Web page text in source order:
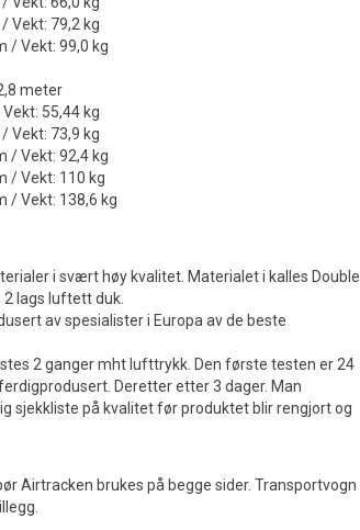
Vekt: 79,2 kg
/ Vekt: 99,0 kg
meter
55,44 kg
Vekt: 73,9 kg
/ Vekt: 92,4 kg
/ Vekt: 110 kg
/ Vekt: 138,6 kg
i svært høy kvalitet. Materialet i kalles Double
2 lags luftett duk.
av spesialister i Europa av de beste
2 ganger mht lufttrykk. Den første testen er 24
Deretter etter 3 dager. Man
sjekkliste på kvalitet før produktet blir rengjort og
Airtracken brukes på begge sider. Transportvogn